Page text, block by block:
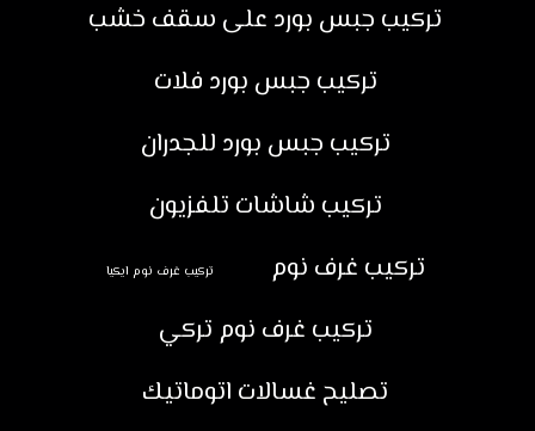
تركيب جبس بورد على سقف خشب
تركيب جبس بورد فلات
تركيب جبس بورد للجدران
تركيب شاشات تلفزيون
تركيب غرف نوم
تركيب غرف نوم ايكيا
تركيب غرف نوم تركي
تصليح غسالات اتوماتيك